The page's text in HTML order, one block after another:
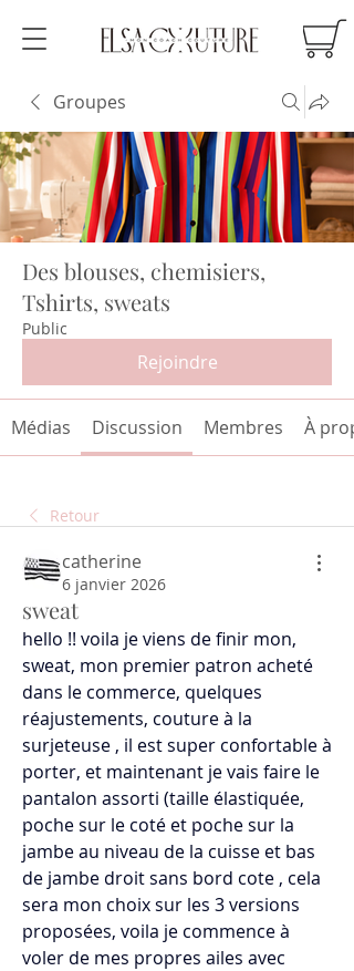
Groupes
Des blouses, chemisiers,
Tshirts, sweats
Public
Rejoindre
Médias Discussion Membres À
Retour
catherine
6 janvier 2026
sweat
hello !! voila je viens de finir mon,
sweat, mon premier patron acheté
dans le commerce, quelques
réajustements, couture à la
surjeteuse , il est super confortable à
porter, et maintenant je vais faire le
pantalon assorti (taille élastiquée,
poche sur le coté et poche sur la
jambe au niveau de la cuisse et bas
de jambe droit sans bord cote , cela
sera mon choix sur les 3 versions
proposées, voila je commence à
voler de mes propres ailes avec